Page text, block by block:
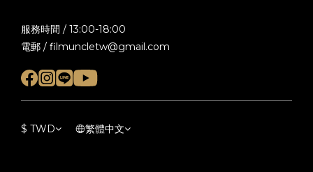
服務時間 / 13:00-18:00
電郵 / filmuncletw@gmail.com
$ TWD 繁體中文